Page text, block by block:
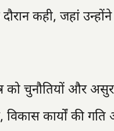
कही, जहां
को चुनौतियों और
विकास कार्यों की